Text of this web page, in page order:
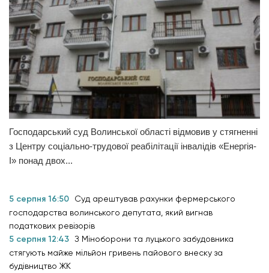
Господарський суд Волинської області відмовив у стягненні
з Центру соціально-трудової реабілітації інвалідів «Енергія-
І» понад двох...
5 серпня 16:50
Суд арештував рахунки фермерського
господарства волинського депутата, який вигнав
податкових ревізорів
5 серпня 12:43 З Міноборони та луцького забудовника
стягують майже мільйон гривень пайового внеску за
будівництво ЖК